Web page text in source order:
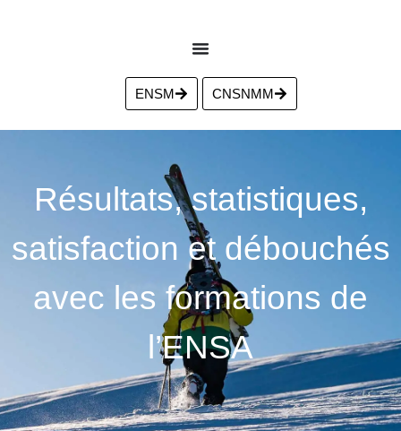
ENSM CNSNMM
Résultats, statistiques,
satisfaction et débouchés
avec les formations de
l’ENSA